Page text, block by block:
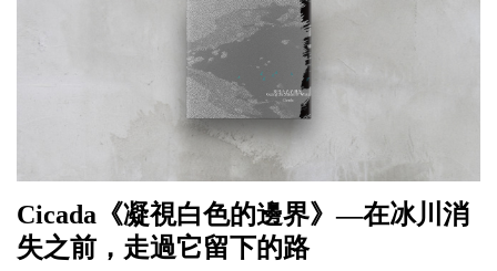
Cicada《凝視白色的邊界》—在冰川消
失之前，走過它留下的路